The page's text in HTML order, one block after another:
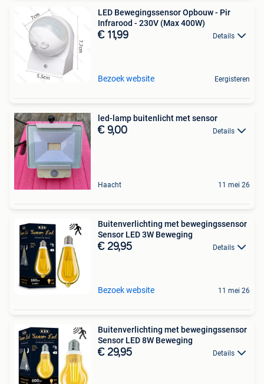
LED Bewegingssensor Opbouw - Pir
Infrarood - 230V (Max 400W)
€ 11,99 Details
Bezoek website Eergisteren
led-lamp buitenlicht met sensor
€ 9,00 Details
Haacht 11 mei 26
Buitenverlichting met bewegingssensor
Sensor LED 3W Beweging
€ 29,95 Details
Bezoek website 11 mei 26
Buitenverlichting met bewegingssensor
Sensor LED 8W Beweging
€ 29,95 Details